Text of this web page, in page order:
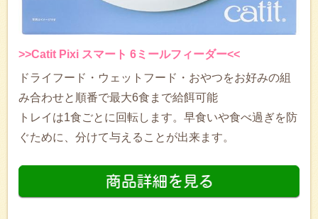
>>Catit Pixi スマート 6ミールフィーダー<<
ドライフード・ウェットフード・おやつをお好みの組
み合わせと順番で最大6食まで給餌可能
トレイは1食ごとに回転します。早食いや食べ過ぎを防
ぐために、分けて与えることが出来ます。